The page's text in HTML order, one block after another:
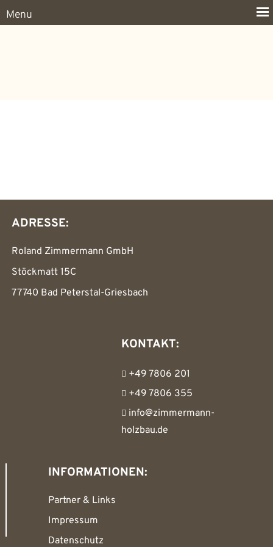
ADRESSE:
Roland Zimmermann GmbH
Stöckmatt 15C
77740 Bad Peterstal-Griesbach
KONTAKT:
+49 7806 201
+49 7806 355
info@zimmermann-
holzbau.de
INFORMATIONEN:
Partner & Links
Impressum
Datenschutz